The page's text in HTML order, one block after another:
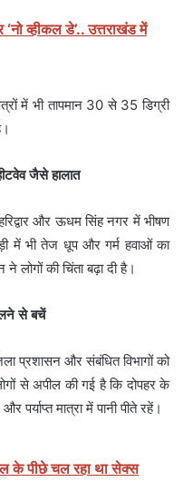
व्हीकल डे’.. उत्तराखंड में
में भी तापमान 30 से 35 डिग्री
जैसे हालात
और ऊधम सिंह नगर में भीषण
में भी तेज धूप और गर्म हवाओं का
लोगों की चिंता बढ़ा दी है।
से बचें
प्रशासन और संबंधित विभागों को
से अपील की गई है कि दोपहर के
मात्रा में पानी पीते रहें।
पीछे चल रहा था सेक्स